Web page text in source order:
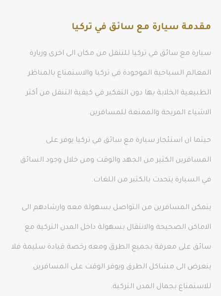
مقدمة سيارة مع سائق في تركيا
سيارة مع سائق في تركيا للتنقل من مكان الى اخرى وزيارة
المعالم السياحية الموجودة في تركيا والاستمتاع بالمناظر
الطبيعية الخلابة بها دون التفكير في كيفية التنقل من أكثر
الاشياء المريحة والممتعة للمسافرين.
حيثما ان استئجار سيارة مع سائق في تركيا يوفر على
المسافرين الكثير من الجهد والوقت ومن خلال وجود السائق
في السيارة يتحدث بالكثير من اللغات.
يتمكن المسافرين من التواصل بسهولة معه وارشادهم الى
الاماكن الصحيحة والانتقال بسهولة داخل المدن التركية مع
سائق على معرفة بجميع الطرق ومعه رخصة قيادة سليمة فلا
يتعرض الى مشاكل الطرق ويوفر الوقت على المسافرين
للاستمتاع بجمال المدن التركية.